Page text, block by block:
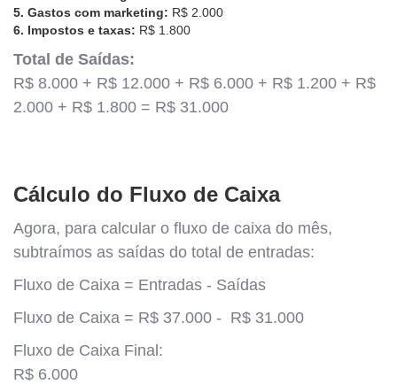
5. Gastos com marketing: R$ 2.000
6. Impostos e taxas: R$ 1.800
Total de Saídas:
R$ 8.000 + R$ 12.000 + R$ 6.000 + R$ 1.200 + R$
2.000 + R$ 1.800 = R$ 31.000
Cálculo do Fluxo de Caixa
Agora, para calcular o fluxo de caixa do mês,
subtraímos as saídas do total de entradas:
Fluxo de Caixa = Entradas - Saídas
Fluxo de Caixa = R$ 37.000 - R$ 31.000
Fluxo de Caixa Final:
R$ 6.000